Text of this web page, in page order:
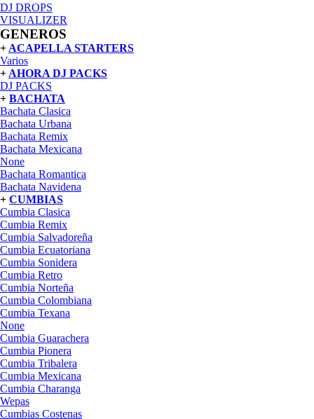
DJ DROPS
VISUALIZER
GENEROS
+ ACAPELLA STARTERS
Varios
+ AHORA DJ PACKS
DJ PACKS
+ BACHATA
Bachata Clasica
Bachata Urbana
Bachata Remix
Bachata Mexicana
None
Bachata Romantica
Bachata Navidena
+ CUMBIAS
Cumbia Clasica
Cumbia Remix
Cumbia Salvadoreña
Cumbia Ecuatoriana
Cumbia Sonidera
Cumbia Retro
Cumbia Norteña
Cumbia Colombiana
Cumbia Texana
None
Cumbia Guarachera
Cumbia Pionera
Cumbia Tribalera
Cumbia Mexicana
Cumbia Charanga
Wepas
Cumbias Costenas